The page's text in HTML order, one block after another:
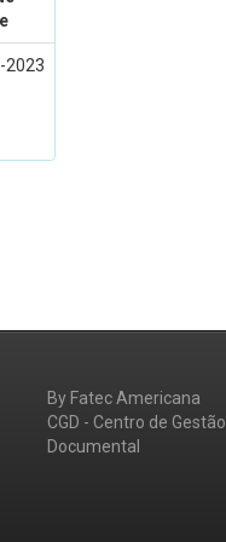
2023
By Fatec Americana
CGD - Centro de Gestão
Documental